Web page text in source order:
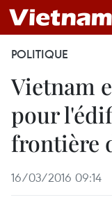
POLITIQUE
Vietnam
pour
frontière
16/03/2016 09:14